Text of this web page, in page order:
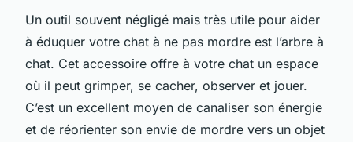
Un outil souvent négligé mais très utile pour aider
à éduquer votre chat à ne pas mordre est l’arbre à
chat. Cet accessoire offre à votre chat un espace
où il peut grimper, se cacher, observer et jouer.
C’est un excellent moyen de canaliser son énergie
et de réorienter son envie de mordre vers un objet